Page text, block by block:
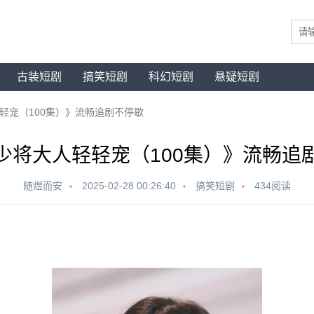
古装短剧 搞笑短剧 科幻短剧 悬疑短剧
宠（100集）》流畅追剧不停歇
将大人轻轻宠（100集）》流畅追
随煜而安 2025-02-28 00:26:40 搞笑短剧 434阅读